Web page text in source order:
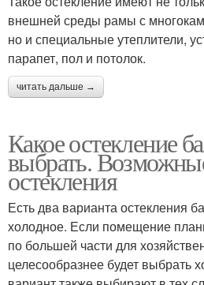
внешней среды рамы с
но и специальные утеплители,
парапет, пол и потолок.
читать дальше →
Какое остекление
выбрать.
остекления
Есть два варианта остекления
холодное. Если помещение
по большей части для
целесообразнее будет выбрать